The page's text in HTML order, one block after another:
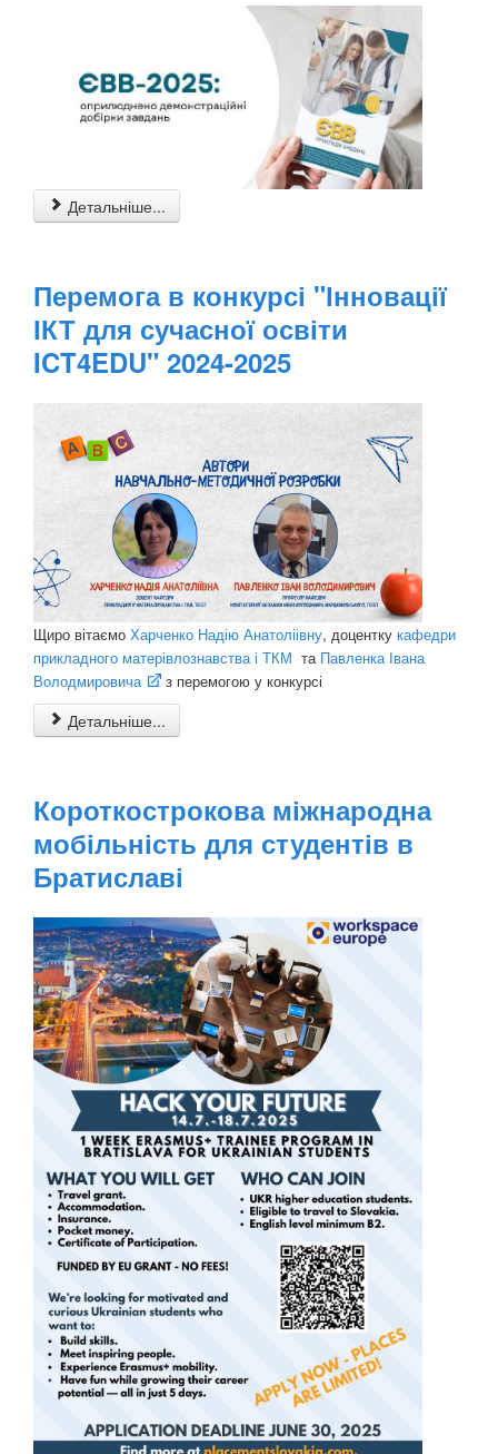
Детальніше...
Перемога в конкурсі "Інновації
ІКТ для сучасної освіти
ICT4EDU" 2024-2025
Щиро вітаємо Харченко Надію Анатоліівну, доцентку кафедри
прикладного матерівлознавства і ТКМ та Павленка Івана
Володмировича
з перемогою у конкурсі
Детальніше...
Короткострокова міжнародна
мобільність для студентів в
Братиславі